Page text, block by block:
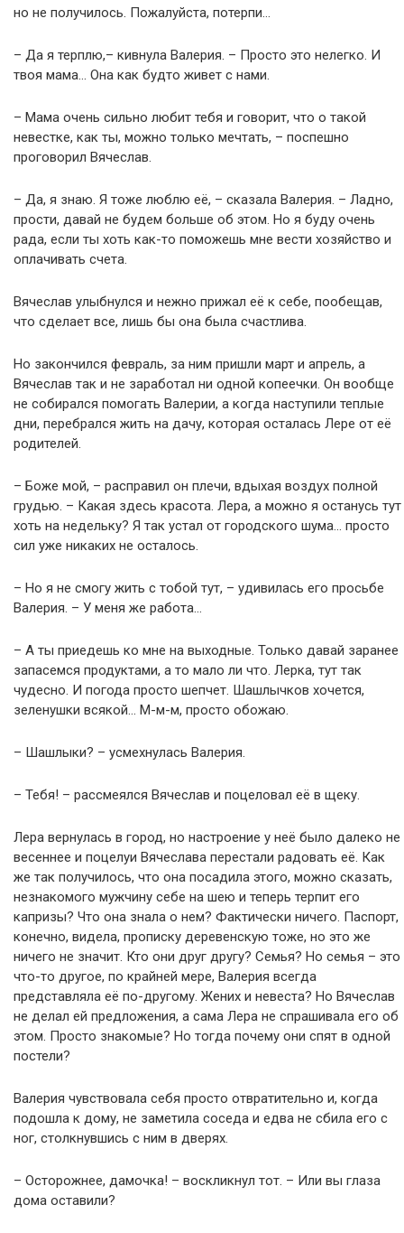
но не получилось. Пожалуйста, потерпи…
– Да я терплю,– кивнула Валерия. – Просто это нелегко. И
твоя мама… Она как будто живет с нами.
– Мама очень сильно любит тебя и говорит, что о такой
невестке, как ты, можно только мечтать, – поспешно
проговорил Вячеслав.
– Да, я знаю. Я тоже люблю её, – сказала Валерия. – Ладно,
прости, давай не будем больше об этом. Но я буду очень
рада, если ты хоть как-то поможешь мне вести хозяйство и
оплачивать счета.
Вячеслав улыбнулся и нежно прижал её к себе, пообещав,
что сделает все, лишь бы она была счастлива.
Но закончился февраль, за ним пришли март и апрель, а
Вячеслав так и не заработал ни одной копеечки. Он вообще
не собирался помогать Валерии, а когда наступили теплые
дни, перебрался жить на дачу, которая осталась Лере от её
родителей.
– Боже мой, – расправил он плечи, вдыхая воздух полной
грудью. – Какая здесь красота. Лера, а можно я останусь тут
хоть на недельку? Я так устал от городского шума… просто
сил уже никаких не осталось.
– Но я не смогу жить с тобой тут, – удивилась его просьбе
Валерия. – У меня же работа…
– А ты приедешь ко мне на выходные. Только давай заранее
запасемся продуктами, а то мало ли что. Лерка, тут так
чудесно. И погода просто шепчет. Шашлычков хочется,
зеленушки всякой… М-м-м, просто обожаю.
– Шашлыки? – усмехнулась Валерия.
– Тебя! – рассмеялся Вячеслав и поцеловал её в щеку.
Лера вернулась в город, но настроение у неё было далеко не
весеннее и поцелуи Вячеслава перестали радовать её. Как
же так получилось, что она посадила этого, можно сказать,
незнакомого мужчину себе на шею и теперь терпит его
капризы? Что она знала о нем? Фактически ничего. Паспорт,
конечно, видела, прописку деревенскую тоже, но это же
ничего не значит. Кто они друг другу? Семья? Но семья – это
что-то другое, по крайней мере, Валерия всегда
представляла её по-другому. Жених и невеста? Но Вячеслав
не делал ей предложения, а сама Лера не спрашивала его об
этом. Просто знакомые? Но тогда почему они спят в одной
постели?
Валерия чувствовала себя просто отвратительно и, когда
подошла к дому, не заметила соседа и едва не сбила его с
ног, столкнувшись с ним в дверях.
– Осторожнее, дамочка! – воскликнул тот. – Или вы глаза
дома оставили?